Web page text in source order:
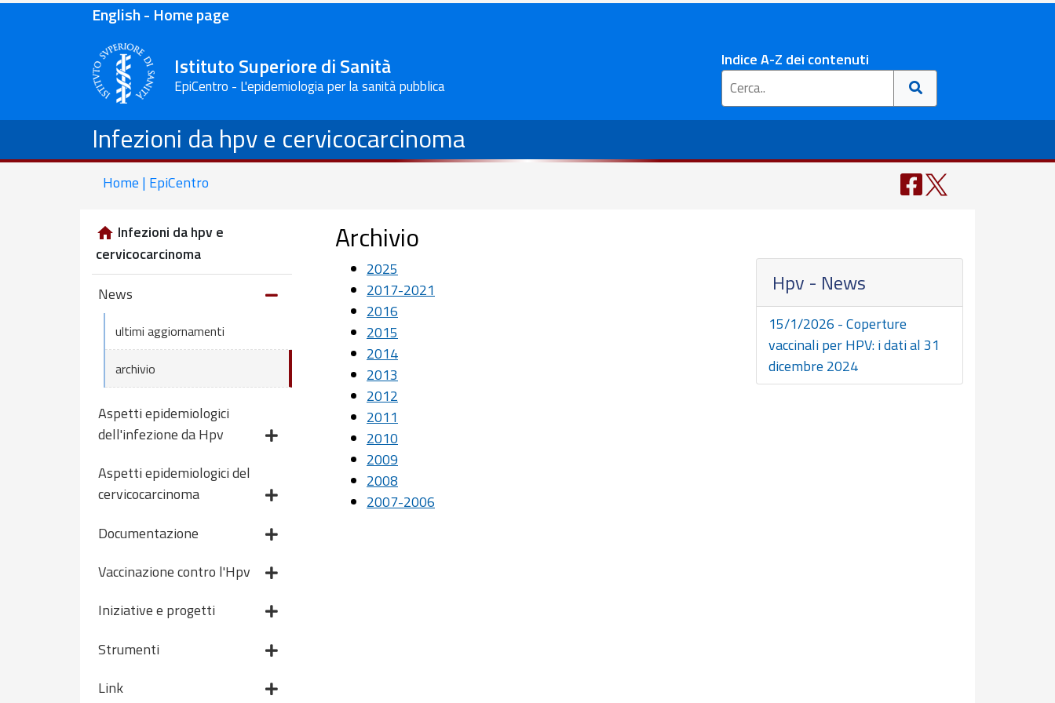
English - Home page
Istituto Superiore di Sanità
EpiCentro - L'epidemiologia per la sanità pubblica
Indice A-Z dei contenuti
Infezioni da hpv e cervicocarcinoma
Home | EpiCentro
Infezioni da hpv e
cervicocarcinoma
News
ultimi aggiornamenti
archivio
Aspetti epidemiologici
dell'infezione da Hpv
Aspetti epidemiologici del
cervicocarcinoma
Documentazione
Vaccinazione contro l'Hpv
Iniziative e progetti
Strumenti
Link
Archivio
Hpv - News
15/1/2026 - Coperture
vaccinali per HPV: i dati al 31
dicembre 2024
2025
2017-2021
2016
2015
2014
2013
2012
2011
2010
2009
2008
2007-2006